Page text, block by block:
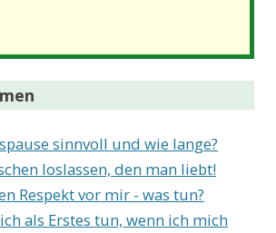
sinnvoll und wie lange?
loslassen, den man liebt!
Respekt vor mir - was tun?
als Erstes tun, wenn ich mich